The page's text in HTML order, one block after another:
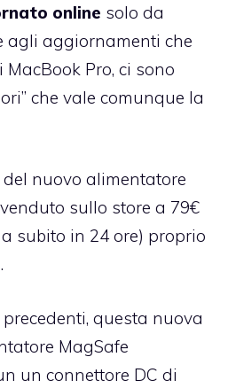
online solo da
agli aggiornamenti che
Pro, ci sono
che vale comunque la
nuovo alimentatore
venduto sullo store a 79€
subito in 24 ore) proprio
.
questa nuova
MagSafe
un connettore DC di